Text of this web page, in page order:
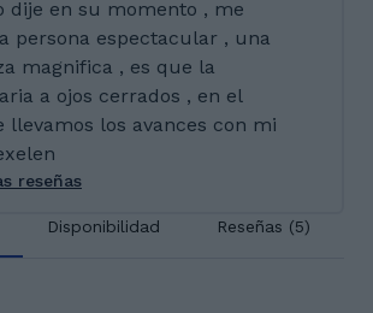
dije en su momento , me
persona espectacular , una
magnifica , es que la
a ojos cerrados , en el
llevamos los avances con mi
reseñas
Disponibilidad Reseñas (5)